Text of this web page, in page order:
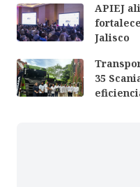
APIEJ
Jalisco
35